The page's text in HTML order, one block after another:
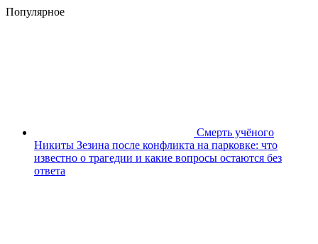
Популярное
Смерть учёного
Никиты Зезина после конфликта на парковке: что
известно о трагедии и какие вопросы остаются без
ответа